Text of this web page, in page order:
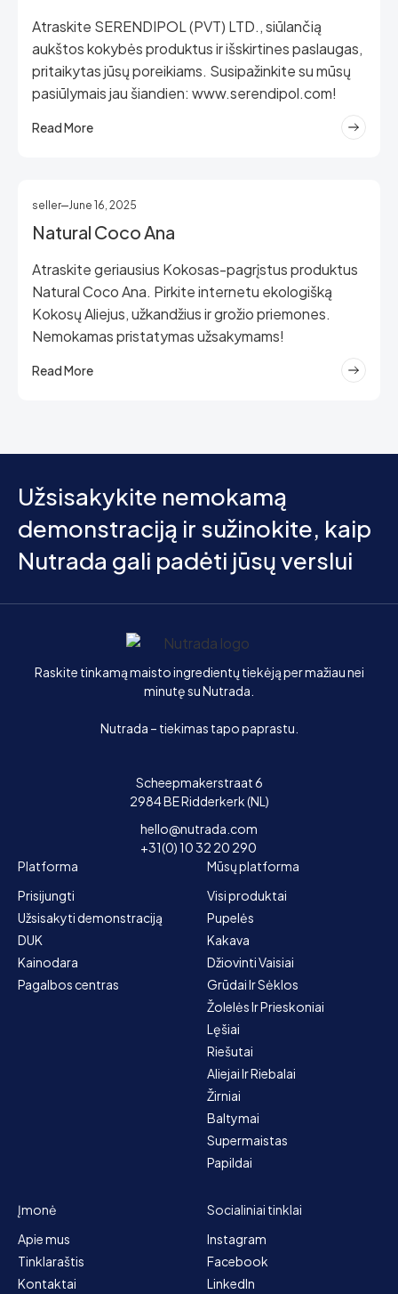
Atraskite SERENDIPOL (PVT) LTD., siūlančią
aukštos kokybės produktus ir išskirtines paslaugas,
pritaikytas jūsų poreikiams. Susipažinkite su mūsų
pasiūlymais jau šiandien: www.serendipol.com!
Read More
seller June 16, 2025
Natural Coco Ana
Atraskite geriausius Kokosas-pagrįstus produktus
Natural Coco Ana. Pirkite internetu ekologišką
Kokosų Aliejus, užkandžius ir grožio priemones.
Nemokamas pristatymas užsakymams!
Read More
Užsisakykite nemokamą
demonstraciją ir sužinokite, kaip
Nutrada gali padėti jūsų verslui
Pagrindinis
Raskite tinkamą maisto ingredientų tiekėją per mažiau nei
minutę su Nutrada.
Nutrada – tiekimas tapo paprastu.
Scheepmakerstraat 6
2984 BE Ridderkerk (NL)
hello@nutrada.com
+31(0) 10 32 20 290
Platforma
Prisijungti
Užsisakyti demonstraciją
DUK
Kainodara
Pagalbos centras
Mūsų platforma
Visi produktai
Pupelės
Kakava
Džiovinti Vaisiai
Grūdai Ir Sėklos
Žolelės Ir Prieskoniai
Lęšiai
Riešutai
Aliejai Ir Riebalai
Žirniai
Baltymai
Supermaistas
Papildai
Įmonė
Apie mus
Tinklaraštis
Kontaktai
Socialiniai tinklai
Instagram
Facebook
LinkedIn